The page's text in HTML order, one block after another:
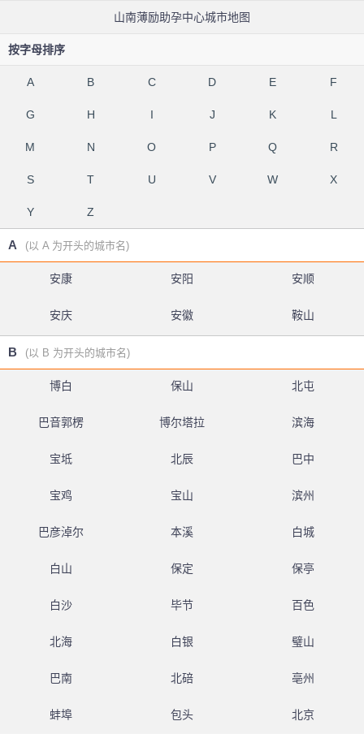
山南薄励助孕中心城市地图
按字母排序
A B C D E F
G H I J K L
M N O P Q R
S T U V W X
Y Z
A (以 A 为开头的城市名)
安康 安阳 安顺
安庆 安徽 鞍山
B (以 B 为开头的城市名)
博白 保山 北屯
巴音郭楞 博尔塔拉 滨海
宝坻 北辰 巴中
宝鸡 宝山 滨州
巴彦淖尔 本溪 白城
白山 保定 保亭
白沙 毕节 百色
北海 白银 璧山
巴南 北碚 亳州
蚌埠 包头 北京